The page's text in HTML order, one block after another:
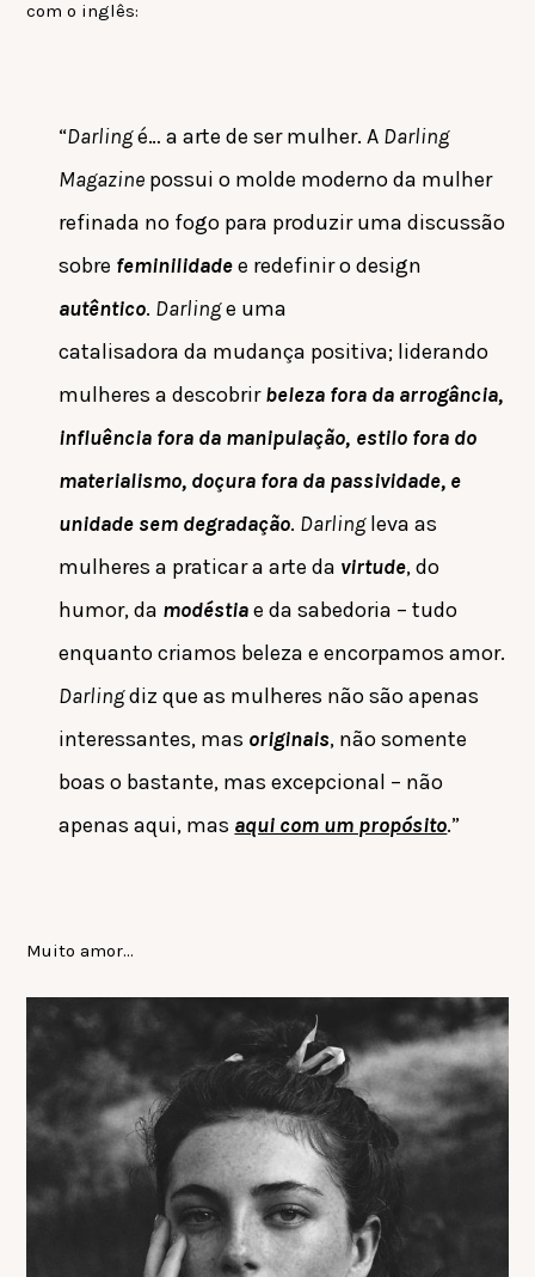
com o inglês:
“Darlingé… a arte de ser mulher. A Darling
Magazine possui o molde moderno da mulher
refinada no fogo para produzir uma discussão
sobre feminilidadee redefinir o design
autêntico. Darlinge uma
catalisadora da mudança positiva; liderando
mulheres a descobrirbeleza fora da arrogância,
influência fora da manipulação, estilo fora do
materialismo, doçura fora da passividade, e
unidade sem degradação. Darlingleva as
mulheres a praticar a arte da virtude, do
humor, da modéstiae da sabedoria –tudo
enquanto criamos beleza e encorpamos amor.
Darlingdiz que as mulheres não são apenas
interessantes, mas originais, não somente
boas o bastante, mas excepcional – não
apenas aqui, mas aqui com um propósito.”
Muito amor…